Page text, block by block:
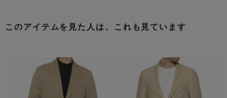
このアイテムを見た人は、これも見ています